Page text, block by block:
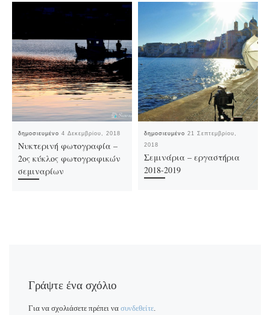
δημοσιευμένο4 Δεκεμβρίου, 2018
Νυκτερινή φωτογραφία –
2ος κύκλος φωτογραφικών
σεμιναρίων
δημοσιευμένο21 Σεπτεμβρίου,
2018
Σεμινάρια – εργαστήρια
2018-2019
Γράψτε ένα σχόλιο
Για να σχολιάσετε πρέπει νασυνδεθείτε